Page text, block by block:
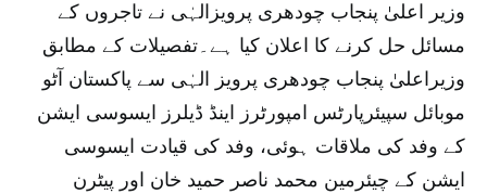
وزیر اعلیٰ پنجاب چودھری پرویزالہٰی نے تاجروں کے
مسائل حل کرنے کا اعلان کیا ہے۔تفصیلات کے مطابق
وزیراعلیٰ پنجاب چودھری پرویز الہٰی سے پاکستان آٹو
موبائل سپیئرپارٹس امپورٹرز اینڈ ڈیلرز ایسوسی ایشن
کے وفد کی ملاقات ہوئی، وفد کی قیادت ایسوسی
ایشن کے چیئرمین محمد ناصر حمید خان اور پیٹرن